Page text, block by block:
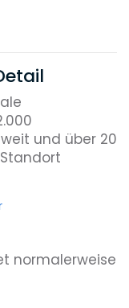
und über 20
normalerweise